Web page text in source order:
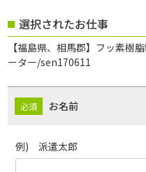
選択されたお仕事
【福島県、相馬郡】フッ素樹
ーター/sen170611
お名前
例) 派遣太郎